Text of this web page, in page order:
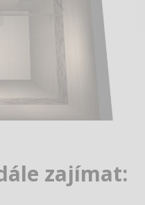
zajímat: